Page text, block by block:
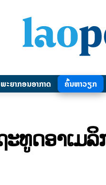
ພະຍາກອນອາກາດ ຄົ້ນຫາວຽກ
ທູດອາເມລິ